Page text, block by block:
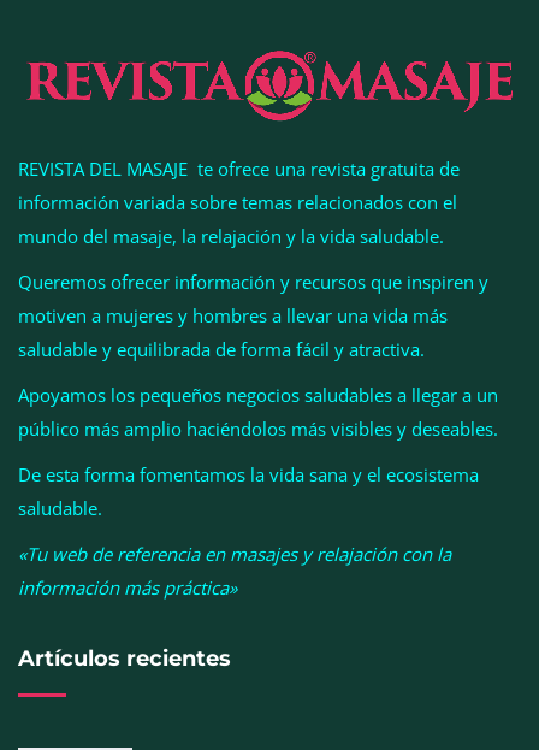
La luz roja, el nuevo aftersun, actúa en la
La medicina estética gira hacia la naturalidad:
cada vez más pacientes buscan verse mejor sin
cambiar sus rasgos, según la Clínica Mética
REVISTA DEL MASAJE te ofrece una revista gratuita de
información variada sobre temas relacionados con el
mundo del masaje, la relajación y la vida saludable.
Queremos ofrecer información y recursos que inspiren y
motiven a mujeres y hombres a llevar una vida más
saludable y equilibrada de forma fácil y atractiva.
Apoyamos los pequeños negocios saludables a llegar a un
público más amplio haciéndolos más visibles y deseables.
De esta forma fomentamos la vida sana y el ecosistema
saludable.
«Tu web de referencia en masajes y relajación con la
información más práctica»
Artículos recientes